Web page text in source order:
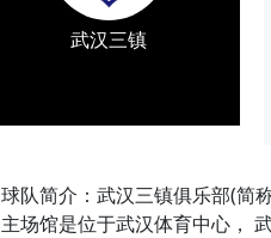
武汉三镇
球队简介：武汉三镇俱乐部(简
主场馆是位于武汉体育中心，